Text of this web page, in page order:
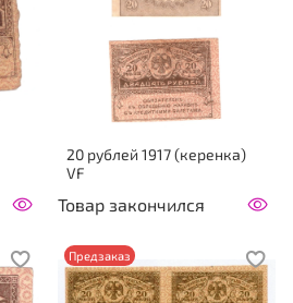
20 рублей 1917 (керенка)
VF
Товар закончился
Предзаказ